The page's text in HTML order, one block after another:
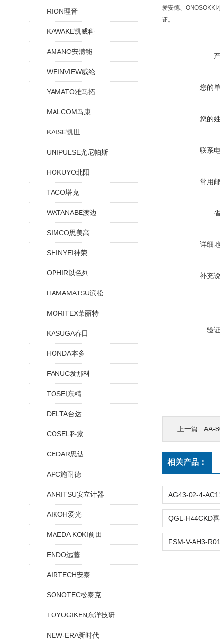
RION理音
KAWAKE凯威科
AMANO安满能
WEINVIEW威纶
YAMATO雅马拓
MALCOM马康
KAISE凯世
UNIPULSE尤尼帕斯
HOKUYO北阳
TACO塔克
WATANABE渡边
SIMCO思美高
SHINYEI神荣
OPHIR以色列
HAMAMATSU滨松
MORITEX茉丽特
KASUGA春日
HONDA本多
FANUC发那科
TOSEI东精
DELTA台达
COSEL科索
CEDAR思达
APC施耐德
ANRITSU安立计器
AIKOH爱光
MAEDA KOKI前田
ENDO远藤
AIRTECH安泰
SONOTEC松泰克
TOYOGIKEN东洋技研
NEW-ERA新时代
爱安德、ONOSOKKI
证。
您的
您的
联系
常用
详细
补充
验
上一篇 : AA-
相关产品：